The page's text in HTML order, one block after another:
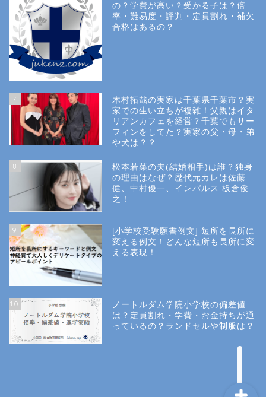
の？学費が高い？受かる子は？倍
率・難易度・評判・定員割れ・補欠
合格はあるの？
7
木村拓哉の実家は千葉県千葉市？実
家での生い立ちが複雑！父親はイタ
リアンカフェを経営？千葉でもサー
フィンをしてた？実家の父・母・弟
や犬は？？
8
松本若菜の夫(結婚相手)は誰？独身
の理由はなぜ？歴代元カレは佐藤
健、中村優一、インパルス 板倉俊
之！
9
[小学校受験願書例文] 短所を長所に
変える例文！どんな短所も長所に変
える表現！
10
ノートルダム学院小学校の偏差値
は？定員割れ・学費・お金持ちが通
っているの？ランドセルや制服は？
Privacy Policy
小学校受験
所長コラム
説明会や面接の服装